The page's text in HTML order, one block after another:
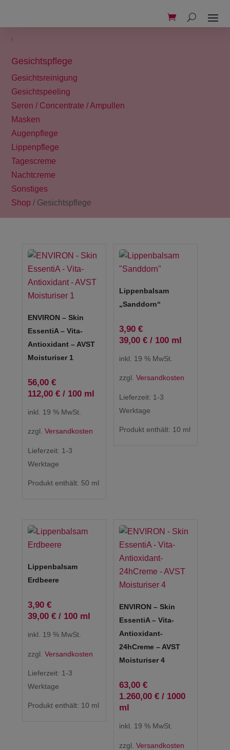
Gesichtspflege
Gesichtsreinigung
Gesichtspeeling
Seren / Concentrate / Ampullen
Masken
Augenpflege
Lippenpflege
Tagescreme
Nachtcreme
Sonstiges
Shop / Gesichtspflege
ENVIRON – Skin
EssentiA – Vita-
Antioxidant – AVST
Moisturiser 1
56,00 €
112,00 €/ 100 ml
inkl. 19 % MwSt.
zzgl. Versandkosten
Lieferzeit: 1-3
Werktage
Produkt enthält: 50 ml
Lippenbalsam
„Sanddorn“
3,90 €
39,00 €/ 100 ml
inkl. 19 % MwSt.
zzgl. Versandkosten
Lieferzeit: 1-3
Werktage
Produkt enthält: 10 ml
Lippenbalsam
Erdbeere
3,90 €
39,00 €/ 100 ml
inkl. 19 % MwSt.
zzgl. Versandkosten
Lieferzeit: 1-3
Werktage
Produkt enthält: 10 ml
ENVIRON – Skin
EssentiA – Vita-
Antioxidant-
24hCreme – AVST
Moisturiser 4
63,00 €
1.260,00 €/ 1000
ml
inkl. 19 % MwSt.
zzgl. Versandkosten